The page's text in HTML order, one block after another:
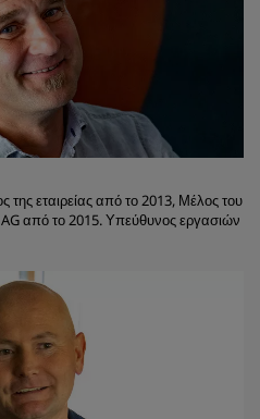
της εταιρείας από το 2013, Μέλος του
AG από το 2015. Υπεύθυνος εργασιών